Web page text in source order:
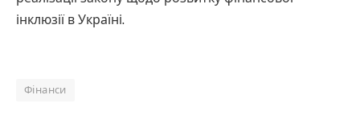
інклюзії в Україні.
Фінанси